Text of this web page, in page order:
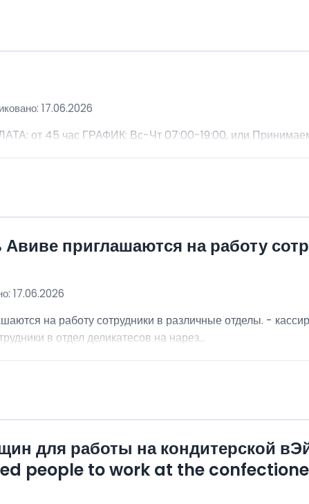
17.06.2026
от 45 час ГРАФИК: Вс-Чт 07:00-19:00, или Принимаем
приглашаются на работу
17.06.2026
на работу сотрудники в различные отделы. -
в отдел деликатесов на нарез...
для работы на кондитерской
people to work at the